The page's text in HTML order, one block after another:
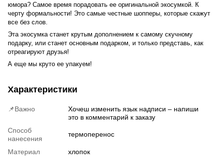
юмора? Самое время порадовать ее оригинальной экосумкой. К
черту формальности! Это самые честные шопперы, которые скажут
все без слов.
Эта экосумка станет крутым дополнением к самому скучному
подарку, или станет основным подарком, и только представь, как
отреагируют друзья!
А еще мы круто ее упакуем!
Характеристики
📌Важно
Хочеш изменить язык надписи – напиши
это в комментарий к заказу
Способ
нанесения
термоперенос
Материал
хлопок